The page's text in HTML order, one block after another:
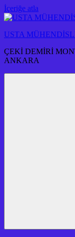
İçeriğe atla
USTA
ÇEKİ DEMİRİ
ANKARA